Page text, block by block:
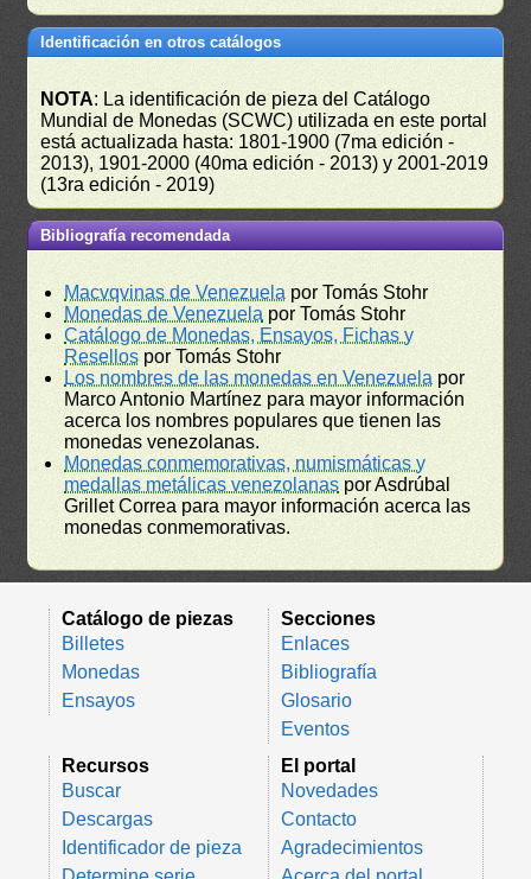
Identificación en otros catálogos
NOTA: La identificación de pieza del Catálogo
Mundial de Monedas (SCWC) utilizada en este portal
está actualizada hasta: 1801-1900 (7ma edición -
2013), 1901-2000 (40ma edición - 2013) y 2001-2019
(13ra edición - 2019)
Bibliografía recomendada
Macvqvinas de Venezuela por Tomás Stohr
Monedas de Venezuela por Tomás Stohr
Catálogo de Monedas, Ensayos, Fichas y
Resellos por Tomás Stohr
Los nombres de las monedas en Venezuela por
Marco Antonio Martínez para mayor información
acerca los nombres populares que tienen las
monedas venezolanas.
Monedas conmemorativas, numismáticas y
medallas metálicas venezolanas por Asdrúbal
Grillet Correa para mayor información acerca las
monedas conmemorativas.
Catálogo de piezas
Billetes
Monedas
Ensayos
Secciones
Enlaces
Bibliografía
Glosario
Eventos
Recursos
Buscar
Descargas
Identificador de pieza
El portal
Novedades
Contacto
Agradecimientos